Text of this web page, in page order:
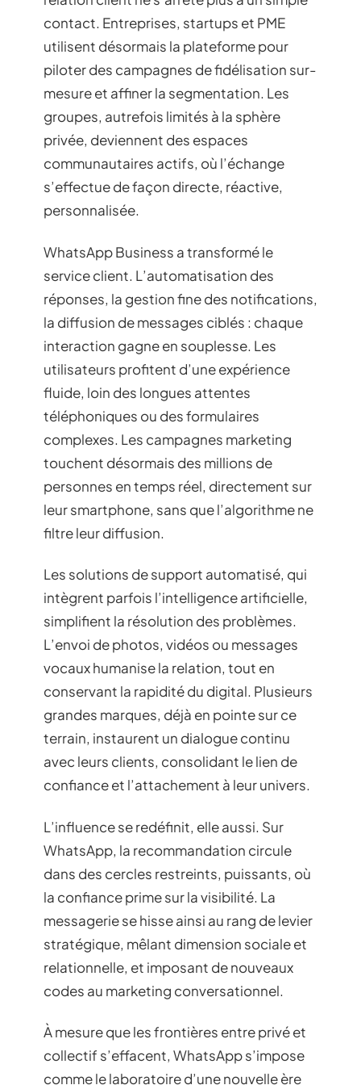
contact. Entreprises, startups et PME
utilisent désormais la plateforme pour
piloter des campagnes de fidélisation sur-
mesure et affiner la segmentation. Les
groupes, autrefois limités à la sphère
privée, deviennent des espaces
communautaires actifs, où l’échange
s’effectue de façon directe, réactive,
personnalisée.
WhatsApp Business a transformé le
service client. L’automatisation des
réponses, la gestion fine des notifications,
la diffusion de messages ciblés : chaque
interaction gagne en souplesse. Les
utilisateurs profitent d’une expérience
fluide, loin des longues attentes
téléphoniques ou des formulaires
complexes. Les campagnes marketing
touchent désormais des millions de
personnes en temps réel, directement sur
leur smartphone, sans que l’algorithme ne
filtre leur diffusion.
Les solutions de support automatisé, qui
intègrent parfois l’intelligence artificielle,
simplifient la résolution des problèmes.
L’envoi de photos, vidéos ou messages
vocaux humanise la relation, tout en
conservant la rapidité du digital. Plusieurs
grandes marques, déjà en pointe sur ce
terrain, instaurent un dialogue continu
avec leurs clients, consolidant le lien de
confiance et l’attachement à leur univers.
L’influence se redéfinit, elle aussi. Sur
WhatsApp, la recommandation circule
dans des cercles restreints, puissants, où
la confiance prime sur la visibilité. La
messagerie se hisse ainsi au rang de levier
stratégique, mêlant dimension sociale et
relationnelle, et imposant de nouveaux
codes au marketing conversationnel.
À mesure que les frontières entre privé et
collectif s’effacent, WhatsApp s’impose
comme le laboratoire d’une nouvelle ère